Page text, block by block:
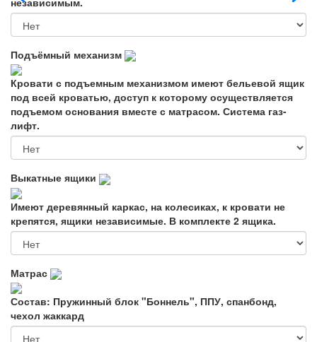
Подъёмный механизм
Кровати с подъемным механизмом имеют бельевой ящик
под всей кроватью, доступ к которому осуществляется
подъемом основания вместе с матрасом. Система газ-
лифт.
Выкатные ящики
Имеют деревянный каркас, на колесиках, к кровати не
крепятся, ящики независимые. В комплекте 2 ящика.
Матрас
Состав: Пружинный блок "Боннель", ППУ, спанбонд,
чехол жаккард